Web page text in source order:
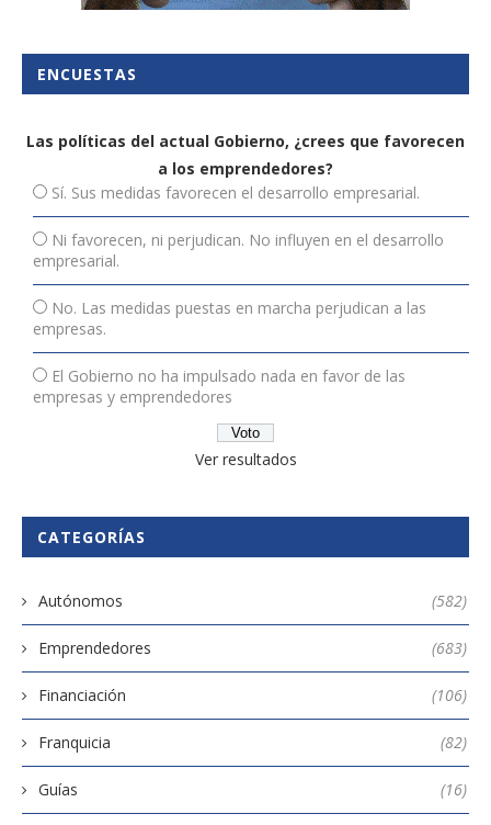
ENCUESTAS
Las políticas del actual Gobierno, ¿crees que favorecen
a los emprendedores?
Sí. Sus medidas favorecen el desarrollo empresarial.
Ni favorecen, ni perjudican. No influyen en el desarrollo
empresarial.
No. Las medidas puestas en marcha perjudican a las
empresas.
El Gobierno no ha impulsado nada en favor de las
empresas y emprendedores
Ver resultados
CATEGORÍAS
Autónomos (582)
Emprendedores (683)
Financiación (106)
Franquicia (82)
Guías (16)